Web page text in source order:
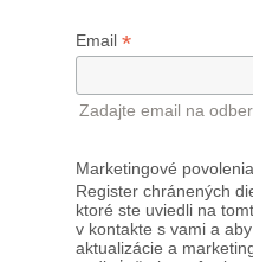
Email *
Zadajte email na
Marketingové povolenia
Register chránených
ktoré ste uviedli na
v kontakte s vami a
aktualizácie a